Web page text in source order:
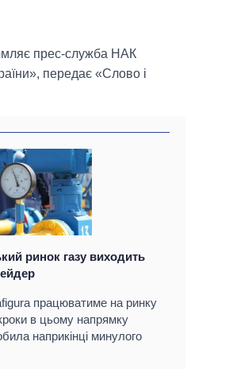
прес-служба НАК
передає «Слово і
ринок газу виходить
працюватиме на ринку
в цьому напрямку
наприкінці минулого